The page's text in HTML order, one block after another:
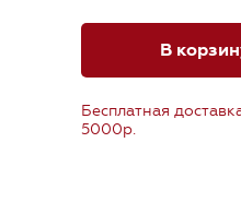
В
Бесплатная
5000р.